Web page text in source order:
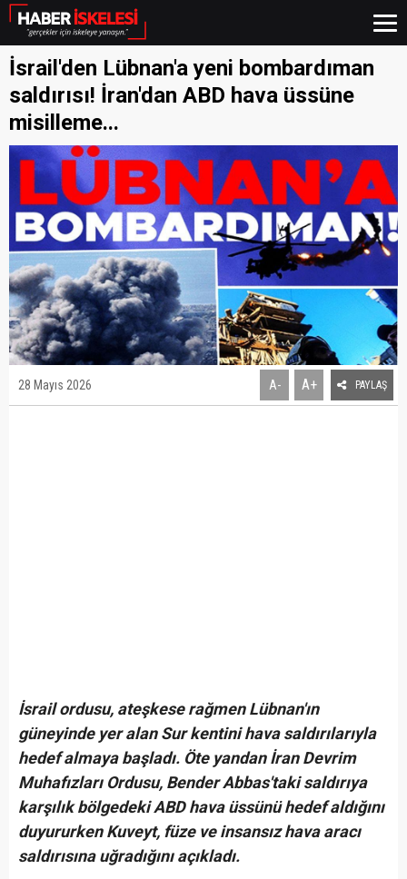
İsrail'den Lübnan'a yeni bombardıman
saldırısı! İran'dan ABD hava üssüne
misilleme...
28 Mayıs 2026 A- A+ PAYLAŞ
İsrail ordusu, ateşkese rağmen Lübnan'ın
güneyinde yer alan Sur kentini hava saldırılarıyla
hedef almaya başladı. Öte yandan İran Devrim
Muhafızları Ordusu, Bender Abbas'taki saldırıya
karşılık bölgedeki ABD hava üssünü hedef aldığını
duyururken Kuveyt, füze ve insansız hava aracı
saldırısına uğradığını açıkladı.